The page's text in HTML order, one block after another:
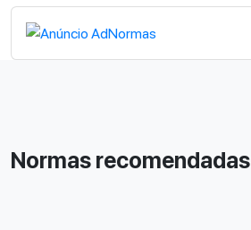
Normas recomendadas